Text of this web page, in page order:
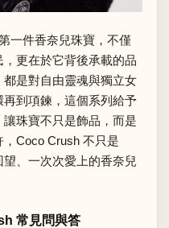
一件香奈兒珠寶，不僅
更在於它背後承載的品
是對自由靈魂與獨立女
到項鍊，這個系列給予
珠寶不只是飾品，而是
Coco Crush 不只是
望、一次次愛上的香奈兒
常見問與答